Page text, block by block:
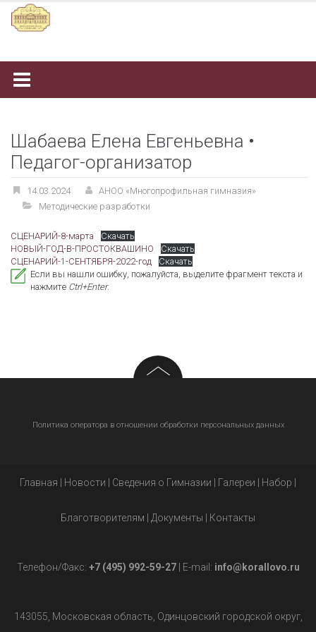
Наверх
Шабаева Елена Евгеньевна •
Педагог-организатор
14.03.2024
АНОО «Многопрофильная гимназия»
Методические разработки
СЦЕНАРИЙ-8-марта
Скачать
НОВЫЙ-ГОД-В-ПРОСТОКВАШИНО
Скачать
СЦЕНАРИЙ-1-СЕНТЯБРЯ-2022-год
Скачать
Если вы нашли ошибку, пожалуйста, выделите фрагмент текста и
нажмите Ctrl+Enter.
Политика оператора в отношении обработки персональных данных
Главная | Новости | Сведения о Гимназии | Галереи | Набор |
Благотворителям | Документы | Контакты
Телефон/Факс: +7 (495) 992-59-27| E-mail: info@korallovo.ru
143055, Московская область, Одинцовский городской округ,